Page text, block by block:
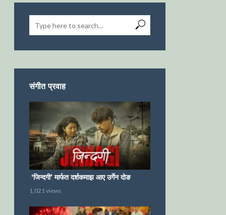
संगीत प्रवाह
‘जिन्दगी’ मार्फत दर्शकमाझ आए उर्गेन दोङ
1,021 views